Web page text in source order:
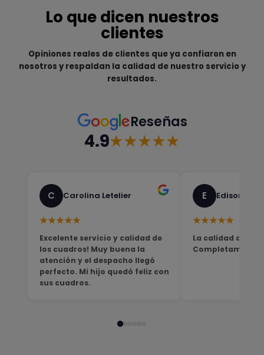
Lo que dicen nuestros
clientes
Opiniones reales de clientes que ya confiaron en
nosotros y respaldan la calidad de nuestro servicio y
resultados.
Reseñas
4.9★★★★★
C Carolina Letelier
★★★★★
Excelente servicio y calidad de
los cuadros! Muy buena la
atención y el despacho llegó
perfecto. Mi hijo quedó feliz con
sus cuadros.
E Edison
★★★★★
La calidad del
Completamente